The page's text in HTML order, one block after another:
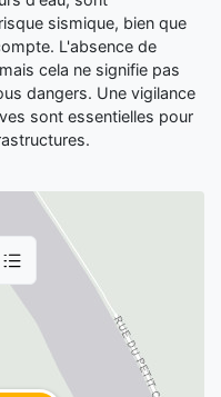
sismique, bien que
L'absence de
cela ne signifie pas
dangers. Une vigilance
sont essentielles pour